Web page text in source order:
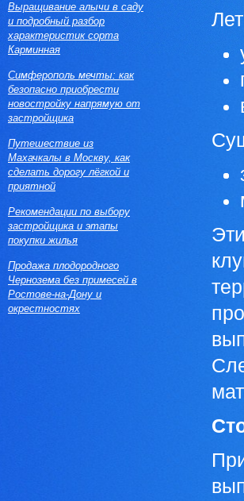
Выращивание алычи в саду
и подробный разбор
характеристик сорта
Карминная
Симферополь мечты: как
безопасно приобрести
новостройку напрямую от
застройщика
Путешествие из
Махачкалы в Москву, как
сделать дорогу лёгкой и
приятной
Рекомендации по выбору
застройщика и этапы
покупки жилья
Продажа плодородного
Чернозема без примесей в
Ростове-на-Дону и
окрестностях